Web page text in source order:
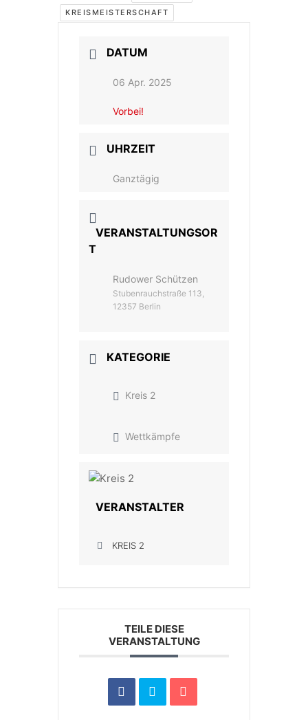
KREISMEISTERSCHAFT
DATUM
06 Apr. 2025
Vorbei!
UHRZEIT
Ganztägig
VERANSTALTUNGSOR
T
Rudower Schützen
Stubenrauchstraße 113,
12357 Berlin
KATEGORIE
Kreis 2
Wettkämpfe
VERANSTALTER
KREIS 2
TEILE DIESE
VERANSTALTUNG